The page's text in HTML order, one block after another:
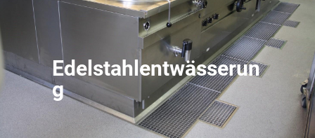
Edelstahlentwässerun
g